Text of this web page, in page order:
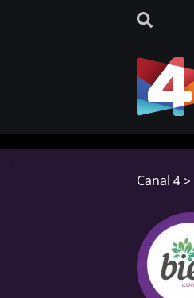
Canal 4>